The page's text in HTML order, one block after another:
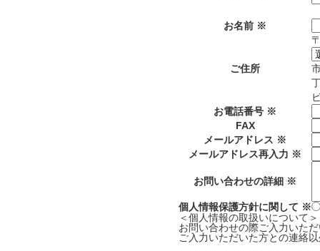
お名前 ※
ご住所
お電話番号 ※
FAX
メールアドレス ※
メールアドレス再入力 ※
お問い合わせの詳細 ※
個人情報保護方針に関して ※
＜個人情報の取扱いについて＞
お問い合わせの際ご入力いた
ご入力いただいた方との連絡